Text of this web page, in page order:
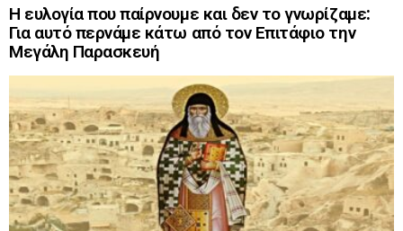
Η ευλογία που παίρνουμε και δεν το γνωρίζαμε:
Για αυτό περνάμε κάτω από τον Επιτάφιο την
Μεγάλη Παρασκευή